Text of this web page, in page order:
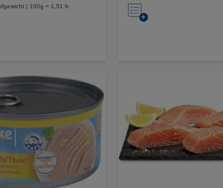
| 100g = 1,51 fr. Nell’elenco